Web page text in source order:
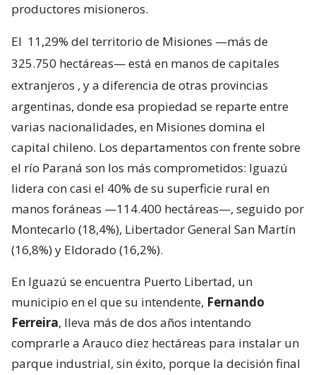
productores misioneros.
El 11,29% del territorio de Misiones —más de
325.750 hectáreas— está en manos de capitales
extranjeros , y a diferencia de otras provincias
argentinas, donde esa propiedad se reparte entre
varias nacionalidades, en Misiones domina el
capital chileno. Los departamentos con frente sobre
el río Paraná son los más comprometidos: Iguazú
lidera con casi el 40% de su superficie rural en
manos foráneas —114.400 hectáreas—, seguido por
Montecarlo (18,4%), Libertador General San Martín
(16,8%) y Eldorado (16,2%).
En Iguazú se encuentra Puerto Libertad, un
municipio en el que su intendente, Fernando
Ferreira, lleva más de dos años intentando
comprarle a Arauco diez hectáreas para instalar un
parque industrial, sin éxito, porque la decisión final